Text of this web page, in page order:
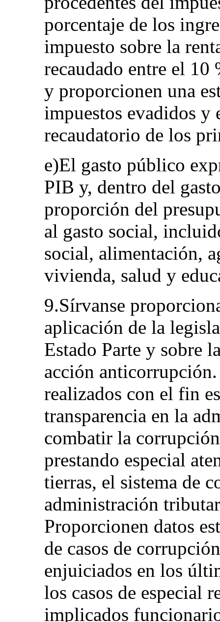
porcentaje de los
impuesto sobre la
recaudado entre el
y proporcionen una
impuestos evadidos y
recaudatorio de los
e)El gasto público
PIB y, dentro del
proporción del
al gasto social,
social, alimentación,
vivienda, salud y
9.Sírvanse
aplicación de la
Estado Parte y sobre
acción
realizados con el fin
transparencia en la
combatir la
prestando especial
tierras, el sistema de
administración
Proporcionen datos
de casos de
enjuiciados en los
los casos de especial
implicados